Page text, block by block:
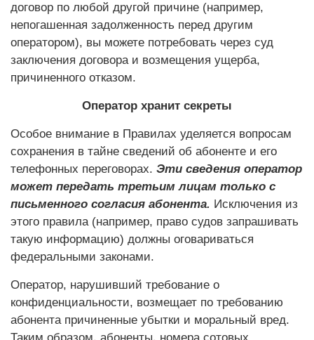
договор по любой другой причине (например,
непогашенная задолженность перед другим
оператором), вы можете потребовать через суд
заключения договора и возмещения ущерба,
причиненного отказом.
Оператор хранит секреты
Особое внимание в Правилах уделяется вопросам
сохранения в тайне сведений об абоненте и его
телефонных переговорах. Эти сведения оператор
может передать третьим лицам только с
письменного согласия абонента. Исключения из
этого правила (например, право судов запрашивать
такую информацию) должны оговариваться
федеральными законами.
Оператор, нарушивший требование о
конфиденциальности, возмещает по требованию
абонента причиненные убытки и моральный вред.